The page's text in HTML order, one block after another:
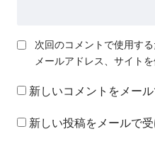
次回のコメントで使用す
メールアドレス、サイトを
新しいコメントをメー
新しい投稿をメールで